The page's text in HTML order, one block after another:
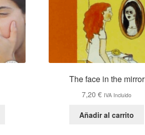
The face in the mirror
7,20€ IVA Incluido
Añadir al carrito